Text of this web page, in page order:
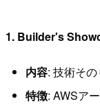
1. Builder's
内容: 技術そ
特徴: AWSア